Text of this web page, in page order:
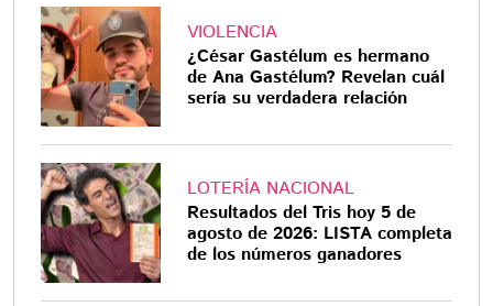
VIOLENCIA
¿César Gastélum es hermano
de Ana Gastélum? Revelan cuál
sería su verdadera relación
LOTERÍA NACIONAL
Resultados del Tris hoy 5 de
agosto de 2026: LISTA completa
de los números ganadores